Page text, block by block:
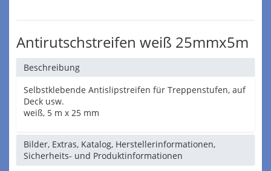
Antirutschstreifen weiß 25mmx5m
Beschreibung
Selbstklebende Antislipstreifen für Treppenstufen, auf
Deck usw.
weiß, 5 m x 25 mm
Bilder, Extras, Katalog, Herstellerinformationen,
Sicherheits- und Produktinformationen